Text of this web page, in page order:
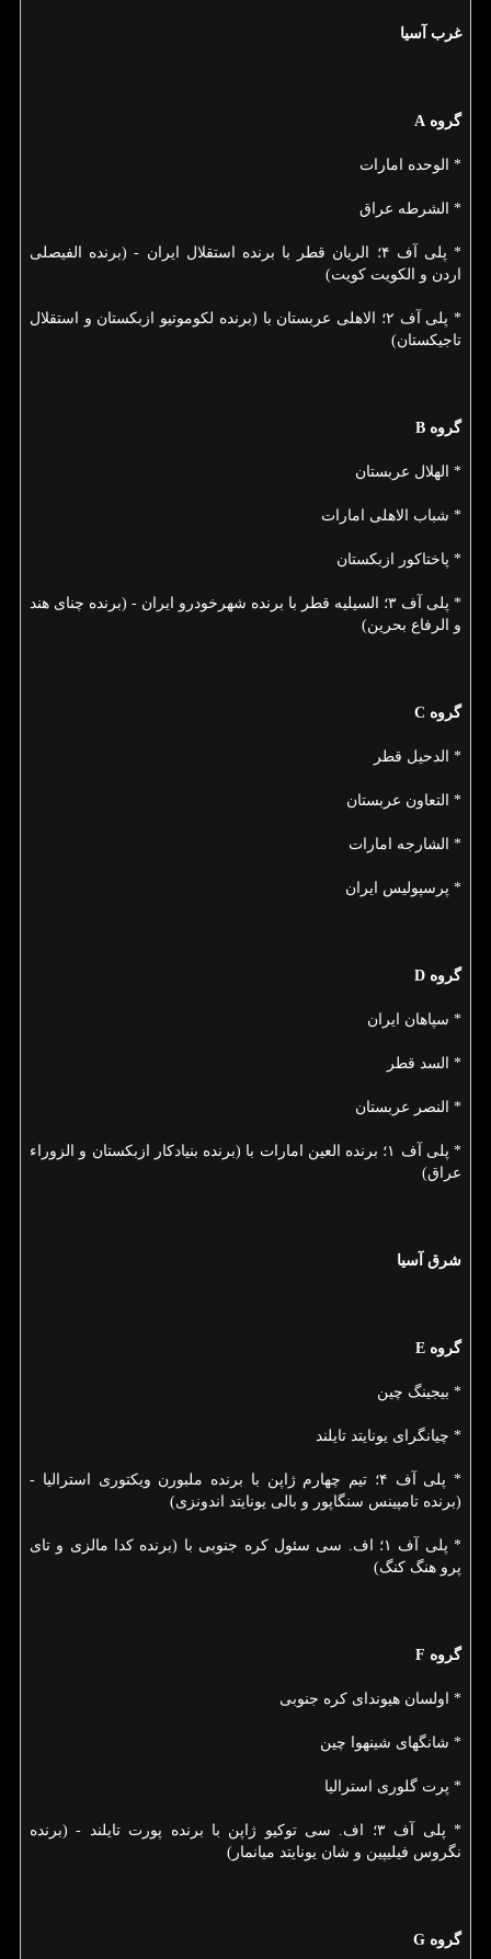
غرب آسیا
گروه A
* الوحده امارات
* الشرطه عراق
* پلی آف ۴؛ الریان قطر با برنده استقلال ایران - (برنده الفیصلی
اردن و الكویت كویت)
* پلی آف ۲؛ الاهلی عربستان با (برنده لكوموتیو ازبكستان و استقلال
تاجیكستان)
گروه B
* الهلال عربستان
* شباب الاهلی امارات
* پاختاكور ازبكستان
* پلی آف ۳؛ السیلیه قطر با برنده شهرخودرو ایران - (برنده چنای هند
و الرفاع بحرین)
گروه C
* الدحیل قطر
* التعاون عربستان
* الشارجه امارات
* پرسپولیس ایران
گروه D
* سپاهان ایران
* السد قطر
* النصر عربستان
* پلی آف ۱؛ برنده العین امارات با (برنده بنیادكار ازبكستان و الزوراء
عراق)
شرق آسیا
گروه E
* بیجینگ چین
* چیانگرای یونایتد تایلند
* پلی آف ۴؛ تیم چهارم ژاپن با برنده ملبورن ویكتوری استرالیا -
(برنده تامپینس سنگاپور و بالی یونایتد اندونزی)
* پلی آف ۱؛ اف. سی سئول كره جنوبی با (برنده كدا مالزی و تای
پرو هنگ كنگ)
گروه F
* اولسان هیوندای كره جنوبی
* شانگهای شینهوا چین
* پرت گلوری استرالیا
* پلی آف ۳؛ اف. سی توكیو ژاپن با برنده پورت تایلند - (برنده
نگروس فیلیپین و شان یونایتد میانمار)
گروه G